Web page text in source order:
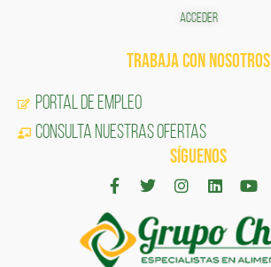
ACCEDER
TRABAJA CON NOSOTROS
Portal de Empleo
CONSULTA NUESTRAS OFERTAS
SÍGUENOS